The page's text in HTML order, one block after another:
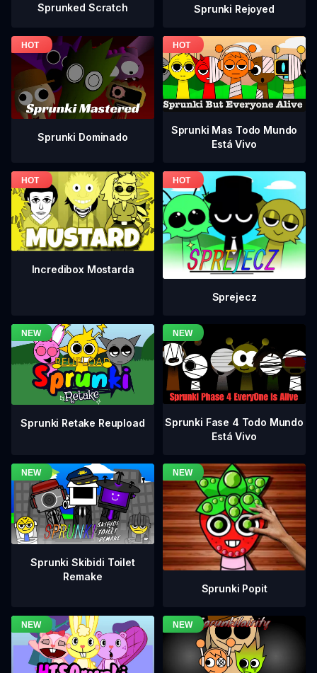
Sprunked Scratch Sprunki Rejoyed
Sprunki Dominado
Sprunki Mas Todo Mundo
Está Vivo
Incredibox Mostarda
Sprejecz
Sprunki Retake Reupload
Sprunki Fase 4 Todo Mundo
Está Vivo
Sprunki Skibidi Toilet
Remake
Sprunki Popit